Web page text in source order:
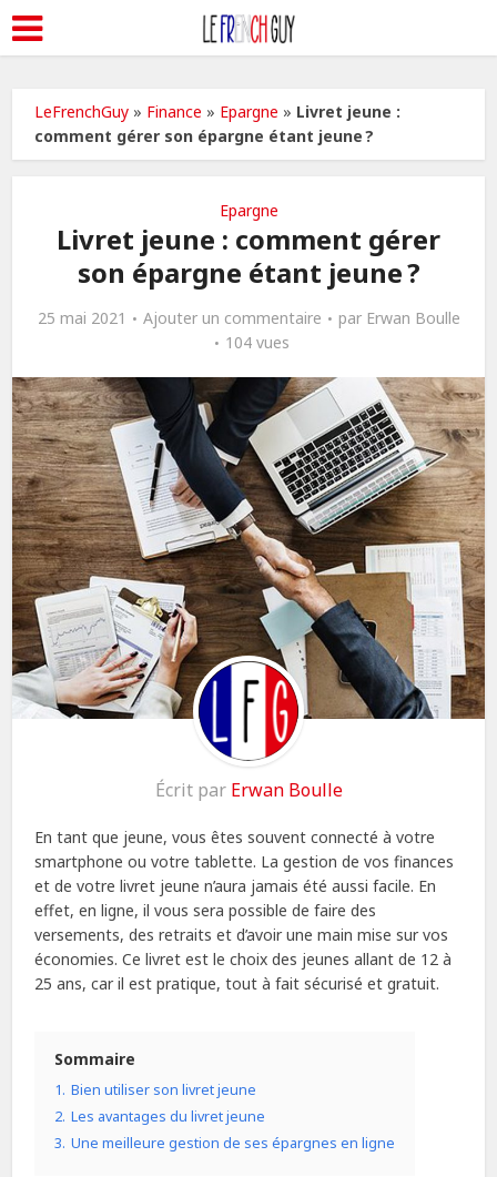
LeFrenchGuy » Finance » Epargne » Livret jeune :
comment gérer son épargne étant jeune ?
Epargne
Livret jeune : comment gérer
son épargne étant jeune ?
25 mai 2021 Ajouter un commentaire par Erwan Boulle
104 vues
Écrit par Erwan Boulle
En tant que jeune, vous êtes souvent connecté à votre
smartphone ou votre tablette. La gestion de vos finances
et de votre livret jeune n’aura jamais été aussi facile. En
effet, en ligne, il vous sera possible de faire des
versements, des retraits et d’avoir une main mise sur vos
économies. Ce livret est le choix des jeunes allant de 12 à
25 ans, car il est pratique, tout à fait sécurisé et gratuit.
Sommaire
1. Bien utiliser son livret jeune
2. Les avantages du livret jeune
3. Une meilleure gestion de ses épargnes en ligne